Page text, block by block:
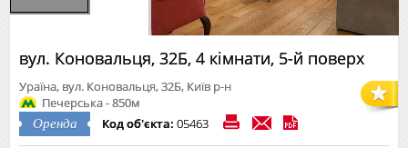
вул. Коновальця, 32Б, 4 кімнати, 5-й поверх
Ураїна, вул. Коновальця, 32Б, Київ р-н
Печерська - 850м
Оренда Код об'єкта: 05463